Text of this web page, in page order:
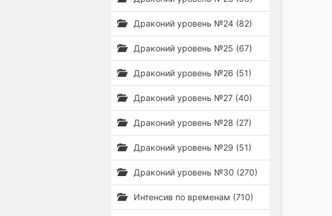
Драконий уровень №24 (82)
Драконий уровень №25 (67)
Драконий уровень №26 (51)
Драконий уровень №27 (40)
Драконий уровень №28 (27)
Драконий уровень №29 (51)
Драконий уровень №30 (270)
Интенсив по временам (710)